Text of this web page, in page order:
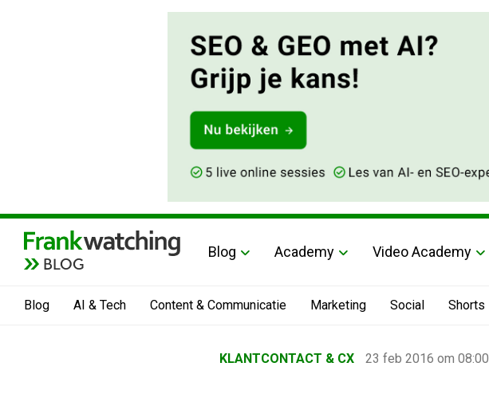
BLOG
Blog Academy Video Academy
Blog AI & Tech Content & Communicatie Marketing Social Shorts
›KLANTCONTACT & CX 23 feb 2016 om 08:00